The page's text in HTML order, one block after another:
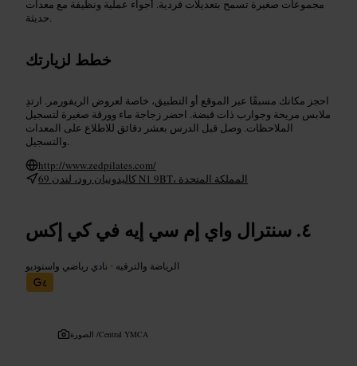
مجموعات صغيرة تسمح بتعديلات فردية. أجواء عملية ونظيفة مع معدات
حديثة.
خطط لزيارتك
احجز مكانك مسبقًا عبر الموقع أو التطبيق، خاصة لعروض الريفورمر. ارتدِ
ملابس مريحة وجوارب ذات قبضة. احضر زجاجة ماء وورقة صغيرة لتسجيل
الملاحظات. وصل قبل الدرس بعشر دقائق للاطلاع على المعدات
والتسجيل.
http://www.zedpilates.com/
69 كاليدونيان رود، لندن N1 9BT، المملكة المتحدة
سنترال واي إم سي إيه في كي إكس
الرياضة والترفيه • نادي رياضي واستوديو
٤
الصورة /Central YMCA